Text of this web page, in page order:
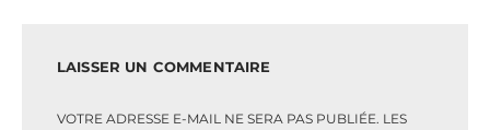
LAISSER UN COMMENTAIRE
VOTRE ADRESSE E-MAIL NE SERA PAS PUBLIÉE. LES